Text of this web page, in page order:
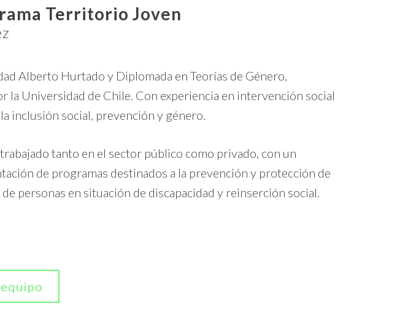
Territorio Joven
Alberto Hurtado y Diplomada en Teorías de Género,
la Universidad de Chile. Con experiencia en intervención social
inclusión social, prevención y género.
tanto en el sector público como privado, con un
de programas destinados a la prevención y protección de
personas en situación de discapacidad y reinserción social.